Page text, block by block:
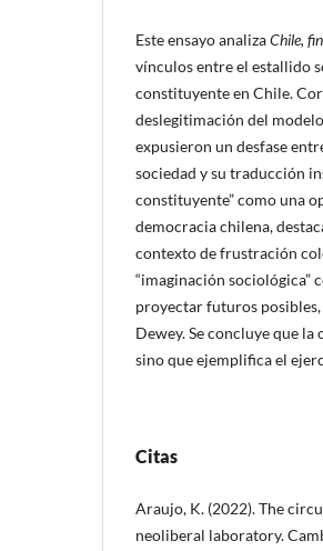
Este ensayo analizaChile,
vínculos entre el estallido
constituyente en Chile.
deslegitimación del
expusieron un desfase
sociedad y su traducción
constituyente” como una
democracia chilena,
contexto de frustración
“imaginación sociológica”
proyectar futuros
Dewey. Se concluye que
sino que ejemplifica el
Citas
Araujo, K. (2022). The
neoliberal laboratory.